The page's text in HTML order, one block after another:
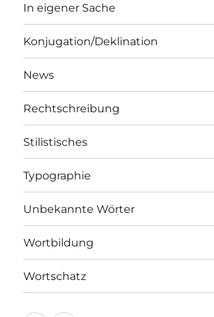
In eigener Sache
Konjugation/Deklination
News
Rechtschreibung
Stilistisches
Typographie
Unbekannte Wörter
Wortbildung
Wortschatz